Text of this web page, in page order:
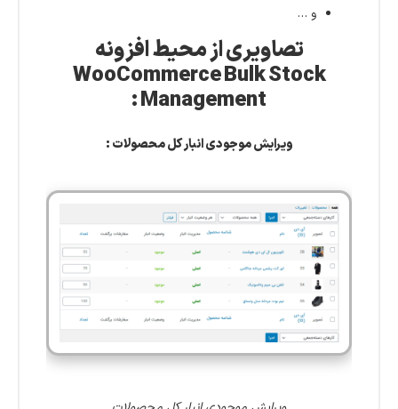
و …
تصاویری از محیط افزونه
WooCommerce Bulk Stock
Management :
ویرایش موجودی انبار کل محصولات :